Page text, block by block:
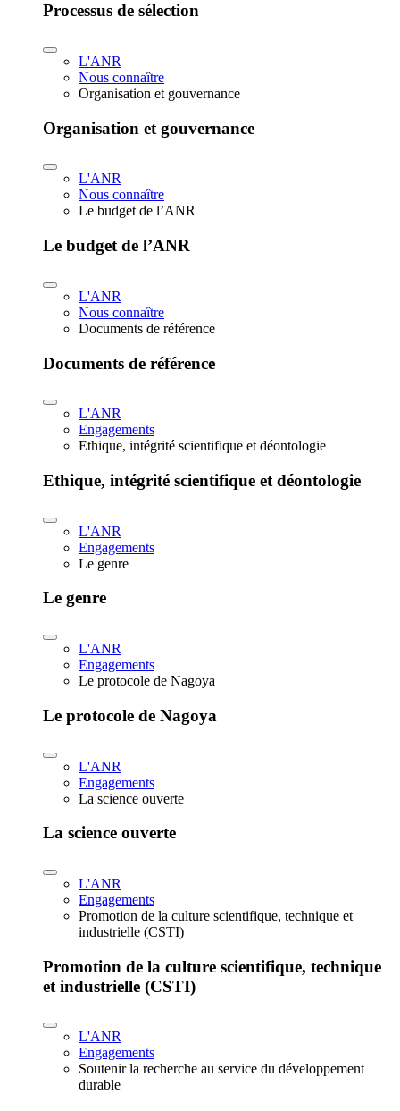
Processus de sélection
L'ANR
Nous connaître
Organisation et gouvernance
Organisation et gouvernance
L'ANR
Nous connaître
Le budget de l’ANR
Le budget de l’ANR
L'ANR
Nous connaître
Documents de référence
Documents de référence
L'ANR
Engagements
Ethique, intégrité scientifique et déontologie
Ethique, intégrité scientifique et déontologie
L'ANR
Engagements
Le genre
Le genre
L'ANR
Engagements
Le protocole de Nagoya
Le protocole de Nagoya
L'ANR
Engagements
La science ouverte
La science ouverte
L'ANR
Engagements
Promotion de la culture scientifique, technique et
industrielle (CSTI)
Promotion de la culture scientifique, technique
et industrielle (CSTI)
L'ANR
Engagements
Soutenir la recherche au service du développement
durable